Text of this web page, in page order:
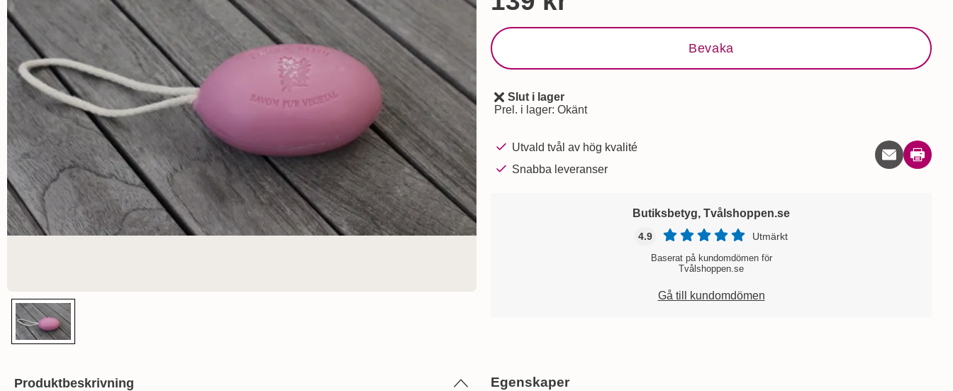
Bevaka
Tillgänglighet:
Slut i lager
Prel. i lager: Okänt
Utvald tvål av hög kvalité
Snabba leveranser
Skriv ut
Butiksbetyg, Tvålshoppen.se
4.9 Utmärkt
Baserat på kundomdömen för
Tvålshoppen.se
Gå till kundomdömen
Produktbeskrivning Egenskaper